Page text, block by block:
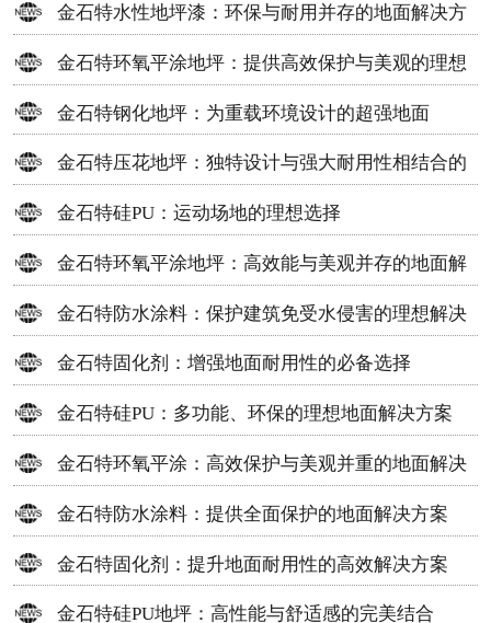
金石特水性地坪漆：环保与耐用并存的地面解决方
案
金石特环氧平涂地坪：提供高效保护与美观的理想
选择
金石特钢化地坪：为重载环境设计的超强地面
金石特压花地坪：独特设计与强大耐用性相结合的
地面材料
金石特硅PU：运动场地的理想选择
金石特环氧平涂地坪：高效能与美观并存的地面解
决方案
金石特防水涂料：保护建筑免受水侵害的理想解决
方案
金石特固化剂：增强地面耐用性的必备选择
金石特硅PU：多功能、环保的理想地面解决方案
金石特环氧平涂：高效保护与美观并重的地面解决
方案
金石特防水涂料：提供全面保护的地面解决方案
金石特固化剂：提升地面耐用性的高效解决方案
金石特硅PU地坪：高性能与舒适感的完美结合